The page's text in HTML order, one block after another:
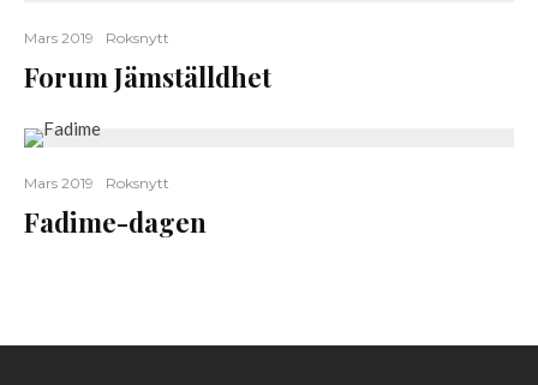
Mars 2019 Roksnytt
Forum Jämställdhet
Mars 2019 Roksnytt
Fadime-dagen